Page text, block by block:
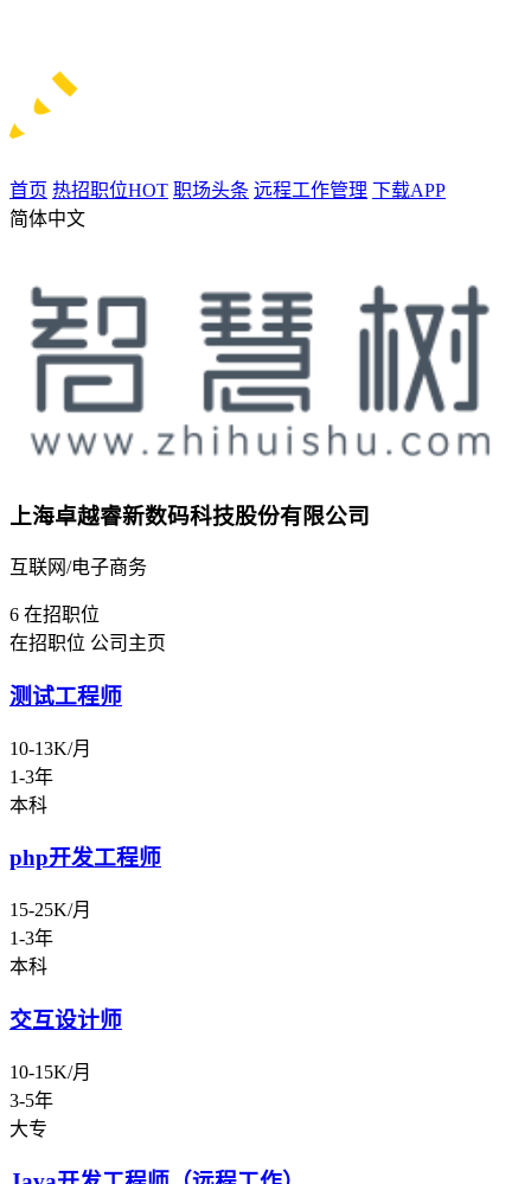
首页 热招职位HOT 职场头条 远程工作管理 下载APP
简体中文
上海卓越睿新数码科技股份有限公司
互联网/电子商务
6 在招职位
在招职位 公司主页
测试工程师
10-13K/月
1-3年
本科
php开发工程师
15-25K/月
1-3年
本科
交互设计师
10-15K/月
3-5年
大专